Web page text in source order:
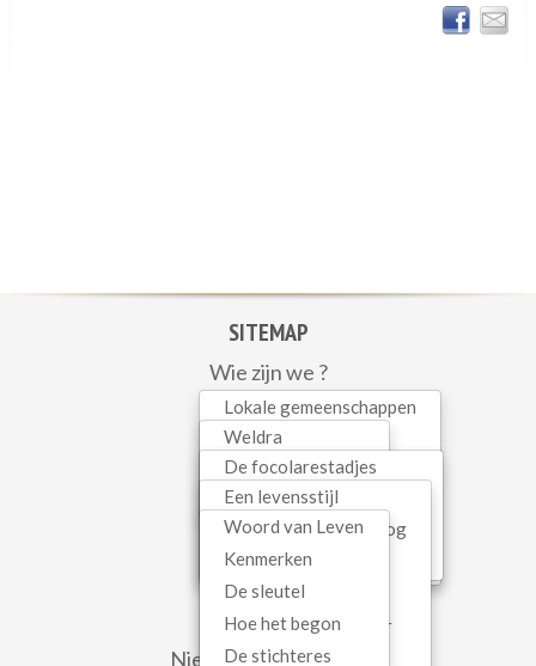
SITEMAP
Wie zijn we ?
Lokale gemeenschappen
Woord van Leven
Gezinnen
Kinderen
Tieners
Jongeren
Initiatieven
Weldra
Lopend
Recent
Mariapolis Vita
De focolarestadjes
In België
Gemeenschapseconomie
Mariapolis
In dialoog
Een levensstijl
Interreligieuze dialoog
Oecumene
Kerk als communio
Hedendaagse cultuur
Sophia
Spiritualiteit
Woord van Leven
Kenmerken
De sleutel
Hoe het begon
De stichteres
WEB SERVICES
Contact
Newsletter
Nieuws uit de wereld